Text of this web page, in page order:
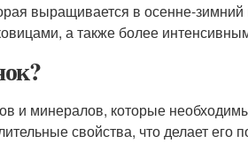
выращивается в осенне-
а также более
и минералов, которые
свойства, что делает его